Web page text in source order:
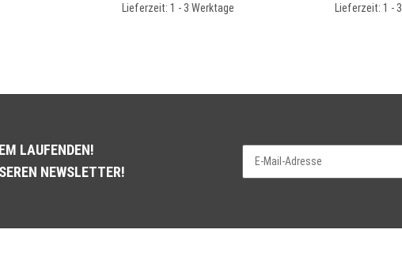
Lieferzeit: 1 - 3 Werktage
Lieferzeit: 1 -
LAUFENDEN!
NEWSLETTER!